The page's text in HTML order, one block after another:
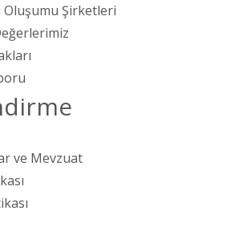
Oluşumu Şirketleri
ve Mevzuat